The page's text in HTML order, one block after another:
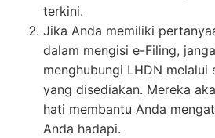
terkini.
Jika Anda memiliki
dalam mengisi e-Filing,
menghubungi LHDN melalui
yang disediakan. Mereka
hati membantu Anda
Anda hadapi.